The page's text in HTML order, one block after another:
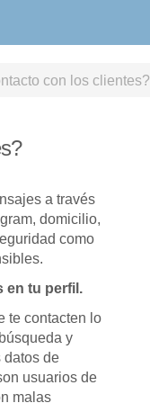
con los clientes?
a través
domicilio,
como
en tu perfil.
te contacten lo
y
datos de
usuarios de
malas